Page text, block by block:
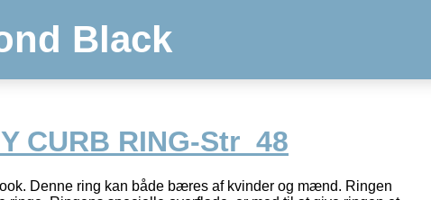
Black
CURB RING-Str_48
Denne ring kan både bæres af kvinder og mænd. Ringen